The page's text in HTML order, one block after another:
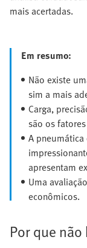
mais acertadas.
Em resumo:
Não existe
sim a mais
Carga,
são os
A
apresentam
Uma
econômicos.
Por que